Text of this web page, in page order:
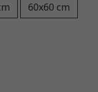
60x60 cm